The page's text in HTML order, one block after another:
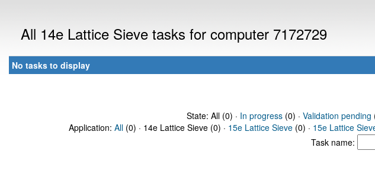
All 14e Lattice Sieve tasks for computer 7172729
No tasks to display
State: All (0) · In progress(0) · Validation pending
Application: All (0) · 14e Lattice Sieve (0) · 15e Lattice Sieve (0) · 15e Lattice
Task name: